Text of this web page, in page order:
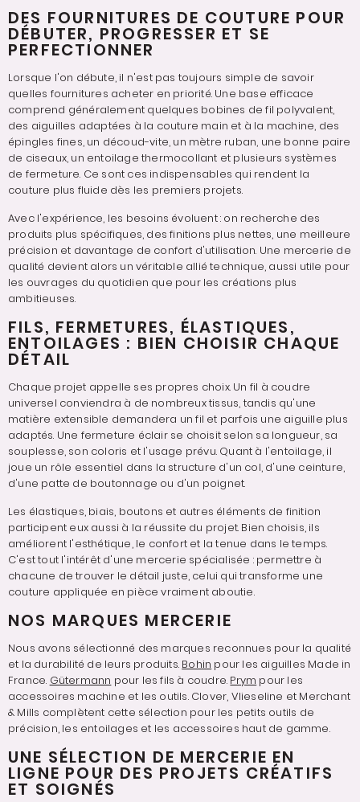
DES FOURNITURES DE COUTURE POUR
DÉBUTER, PROGRESSER ET SE
PERFECTIONNER
Lorsque l'on débute, il n'est pas toujours simple de savoir
quelles fournitures acheter en priorité. Une base efficace
comprend généralement quelques bobines de fil polyvalent,
des aiguilles adaptées à la couture main et à la machine, des
épingles fines, un découd-vite, un mètre ruban, une bonne paire
de ciseaux, un entoilage thermocollant et plusieurs systèmes
de fermeture. Ce sont ces indispensables qui rendent la
couture plus fluide dès les premiers projets.
Avec l'expérience, les besoins évoluent : on recherche des
produits plus spécifiques, des finitions plus nettes, une meilleure
précision et davantage de confort d'utilisation. Une mercerie de
qualité devient alors un véritable allié technique, aussi utile pour
les ouvrages du quotidien que pour les créations plus
ambitieuses.
FILS, FERMETURES, ÉLASTIQUES,
ENTOILAGES : BIEN CHOISIR CHAQUE
DÉTAIL
Chaque projet appelle ses propres choix. Un fil à coudre
universel conviendra à de nombreux tissus, tandis qu'une
matière extensible demandera un fil et parfois une aiguille plus
adaptés. Une fermeture éclair se choisit selon sa longueur, sa
souplesse, son coloris et l'usage prévu. Quant à l'entoilage, il
joue un rôle essentiel dans la structure d'un col, d'une ceinture,
d'une patte de boutonnage ou d'un poignet.
Les élastiques, biais, boutons et autres éléments de finition
participent eux aussi à la réussite du projet. Bien choisis, ils
améliorent l'esthétique, le confort et la tenue dans le temps.
C'est tout l'intérêt d'une mercerie spécialisée : permettre à
chacune de trouver le détail juste, celui qui transforme une
couture appliquée en pièce vraiment aboutie.
NOS MARQUES MERCERIE
Nous avons sélectionné des marques reconnues pour la qualité
et la durabilité de leurs produits. Bohin pour les aiguilles Made in
France. Gütermann pour les fils à coudre. Prym pour les
accessoires machine et les outils. Clover, Vlieseline et Merchant
& Mills complètent cette sélection pour les petits outils de
précision, les entoilages et les accessoires haut de gamme.
UNE SÉLECTION DE MERCERIE EN
LIGNE POUR DES PROJETS CRÉATIFS
ET SOIGNÉS